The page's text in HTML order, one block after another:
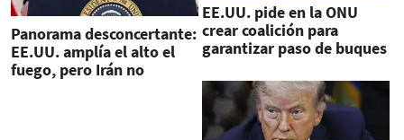
Panorama desconcertante:
EE.UU. amplía el alto el
fuego, pero Irán no
EE.UU. pide en la ONU
crear coalición para
garantizar paso de buques